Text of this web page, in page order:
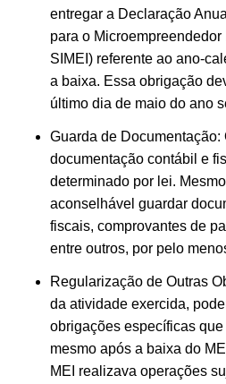
entregar a Declaração
para o
SIMEI) referente ao ano-
a baixa. Essa obrigação
último dia de maio do ano
Guarda de Documentação:
documentação contábil e
determinado por lei.
aconselhável guardar
fiscais, comprovantes de
entre outros, por pelo
Regularização de Outras
da atividade exercida,
obrigações específicas
mesmo após a baixa do
MEI realizava operações